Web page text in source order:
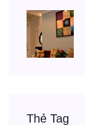
Thẻ Tag